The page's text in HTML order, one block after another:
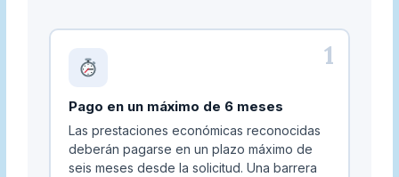
1
Pago en un máximo de 6 meses
Las prestaciones económicas reconocidas
deberán pagarse en un plazo máximo de
seis meses desde la solicitud. Una barrera